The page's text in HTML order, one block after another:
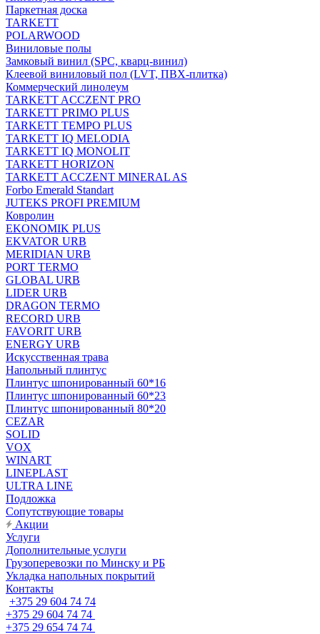
Паркетная доска
TARKETT
POLARWOOD
Виниловые полы
Замковый винил (SPC, кварц-винил)
Клеевой виниловый пол (LVT, ПВХ-плитка)
Коммерческий линолеум
TARKETT ACCZENT PRO
TARKETT PRIMO PLUS
TARKETT TEMPO PLUS
TARKETT IQ MELODIA
TARKETT IQ MONOLIT
TARKETT HORIZON
TARKETT ACCZENT MINERAL AS
Forbo Emerald Standart
JUTEKS PROFI PREMIUM
Ковролин
EKONOMIK PLUS
EKVATOR URB
MERIDIAN URB
PORT TERMO
GLOBAL URB
LIDER URB
DRAGON TERMO
RECORD URB
FAVORIT URB
ENERGY URB
Искусственная трава
Напольный плинтус
Плинтус шпонированный 60*16
Плинтус шпонированный 60*23
Плинтус шпонированный 80*20
CEZAR
SOLID
VOX
WINART
LINEPLAST
ULTRA LINE
Подложка
Сопутствующие товары
Акции
Услуги
Дополнительные услуги
Грузоперевозки по Минску и РБ
Укладка напольных покрытий
Контакты
+375 29 604 74 74
+375 29 604 74 74
+375 29 654 74 74